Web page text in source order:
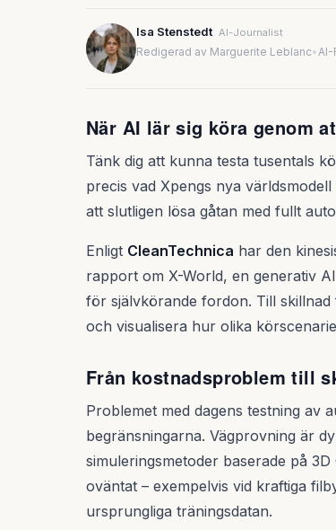
Isa Stenstedt AI-Journalist
Redigerad av Marguerite Leblanc•AI-
När AI lär sig köra genom
Tänk dig att kunna testa tusentals
precis vad Xpengs nya
att slutligen lösa gåtan med fullt
Enligt CleanTechnica har den
rapport om X-World, en generativ
för självkörande fordon. Till
och visualisera hur olika
Från kostnadsproblem till
Problemet med dagens testning av
begränsningarna. Vägprovning är
simuleringsmetoder baserade på
oväntat – exempelvis vid kraftiga
ursprungliga träningsdatan.